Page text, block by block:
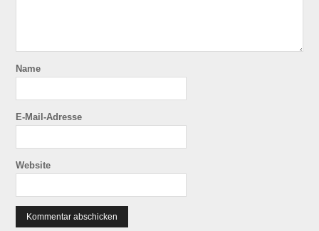
Name
E-Mail-Adresse
Website